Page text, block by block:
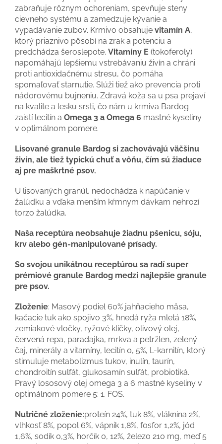
zabraňuje rôznym ochoreniam, spevňuje steny
cievneho systému a zamedzuje kývanie a
vypadávanie zubov. Krmivo obsahuje vitamín A,
ktorý priaznivo pôsobí na zrak a potenciu a
predchádza šeroslepote. Vitamíny E (tokoferoly)
napomáhajú lepšiemu vstrebávaniu živín a chráni
proti antioxidačnému stresu, čo pomáha
spomaľovať starnutie. Slúži tiež ako prevencia proti
nádorovému bujneniu. Zdravá koža sa u psa prejaví
na kvalite a lesku srsti, čo nám u krmiva Bardog
zaistí lecitín a Omega 3 a Omega 6 mastné kyseliny
v optimálnom pomere.
Lisované granule Bardog si zachovávajú väčšinu
živín, ale tiež typickú chuť a vôňu, čím sú žiaduce
aj pre maškrtné psov.
U lisovaných granúl, nedochádza k napúčanie v
žalúdku a vďaka menším kŕmnym dávkam nehrozí
torzo žalúdka.
Naša receptúra ​​neobsahuje žiadnu pšenicu, sóju,
krv alebo gén-manipulované prísady.
So svojou unikátnou receptúrou sa radí super
prémiové granule Bardog medzi najlepšie granule
pre psov.
Zloženie: Masový podiel 60% jahňacieho mäsa,
kačacie tuk ako spojivo 3%, hnedá ryža mletá 18%,
zemiakové vločky, ryžové klíčky, olivový olej,
červená repa, paradajka, mrkva a petržlen, zelený
čaj, minerály a vitamíny, lecitín 0, 5%, L-karnitín, ktorý
stimuluje metabolizmus tukov, inulín, taurín,
chondroitín sulfát, glukosamín sulfát, probiotiká.
Pravý lososový olej omega 3 a 6 mastné kyseliny v
optimálnom pomere 5: 1. FOS.
Nutričné ​​zloženie:proteín 24%, tuk 8%, vláknina 2%,
vlhkosť 8%, popol 6%, vápnik 1,8%, fosfor 1,2%, jód
1,6%, sodík 0,3%, horčík 0, 12%, železo 210 mg, meď 5